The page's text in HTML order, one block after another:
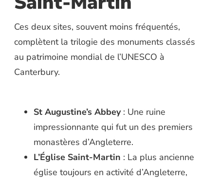
Ces deux sites, souvent moins fréquentés,
complètent la trilogie des monuments classés
au patrimoine mondial de l’UNESCO à
Canterbury.
St Augustine’s Abbey: Une ruine
impressionnante qui fut un des premiers
monastères d’Angleterre.
L’Église Saint-Martin : La plus ancienne
église toujours en activité d’Angleterre,